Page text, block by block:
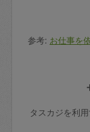
参考: お仕事を
タスカジを利